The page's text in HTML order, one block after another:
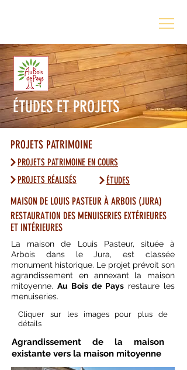
ÉTUDES ET PROJETS
PROJETS PATRIMOINE
ÉTUDES
MAISON DE LOUIS PASTEUR À ARBOIS (JURA)
La maison de Louis Pasteur, située à
Arbois dans le Jura, est classée
monument historique. Le projet prévoit son
agrandissement en annexant la maison
mitoyenne. Au Bois de Pays restaure les
menuiseries.
Cliquer sur les images pour plus de
détails
Agrandissement de la maison
existante vers la maison mitoyenne
PROJETS PATRIMOINE EN COURS
PROJETS RÉALISÉS
RESTAURATION DES MENUISERIES EXTÉRIEURES
ET INTÉRIEURES